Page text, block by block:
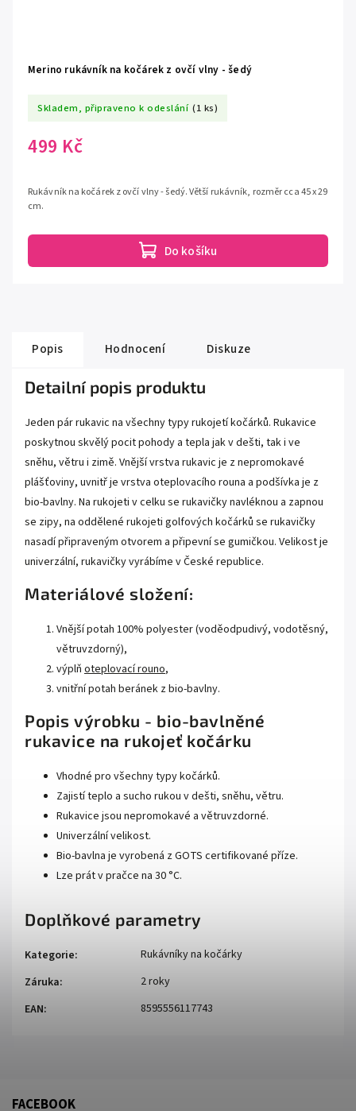
Merino rukávník na kočárek z ovčí vlny - šedý
Skladem, připraveno k odeslání (1 ks)
499 Kč
Do košíku
Rukávník na kočárek z ovčí vlny - šedý. Větší rukávník, rozměr cca 45 x 29
cm.
Popis Hodnocení Diskuze
Detailní popis produktu
Jeden pár rukavic na všechny typy rukojetí kočárků. Rukavice
poskytnou skvělý pocit pohody a tepla jak v dešti, tak i ve
sněhu, větru i zimě. Vnější vrstva rukavic je z nepromokavé
plášťoviny, uvnitř je vrstva oteplovacího rouna a podšívka je z
bio-bavlny. Na rukojeti v celku se rukavičky navléknou a zapnou
se zipy, na oddělené rukojeti golfových kočárků se rukavičky
nasadí připraveným otvorem a připevní se gumičkou. Velikost je
univerzální, rukavičky vyrábíme v České republice.
Materiálové složení:
Vnější potah 100% polyester (voděodpudivý, vodotěsný,
větruvzdorný),
výplň oteplovací rouno,
vnitřní potah beránek z bio-bavlny.
Popis výrobku - bio-bavlněné
rukavice na rukojeť kočárku
Vhodné pro všechny typy kočárků.
Zajistí teplo a sucho rukou v dešti, sněhu, větru.
Rukavice jsou nepromokavé a větruvzdorné.
Univerzální velikost.
Bio-bavlna je vyrobená z GOTS certifikované příze.
Lze prát v pračce na 30 °C.
Doplňkové parametry
Kategorie:
Rukávníky na kočárky
Záruka:
2 roky
EAN: 8595556117743
FACEBOOK